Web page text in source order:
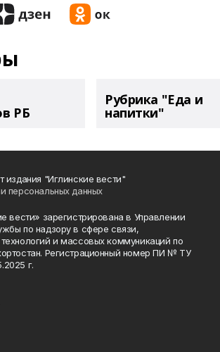
РБ
Рубрика "Еда и
напитки"
издания "Иглинские вести"
персональных данных
вести» зарегистрирована в Управлении
по надзору в сфере связи,
и массовых коммуникаций по
Регистрационный номер ПИ № ТУ
г.